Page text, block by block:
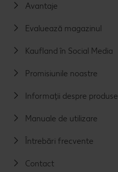
Avantaje
Evaluează magazinul
Kaufland în Social Media
Promisiunile noastre
Informații despre produse
Manuale de utilizare
Întrebări frecvente
Contact